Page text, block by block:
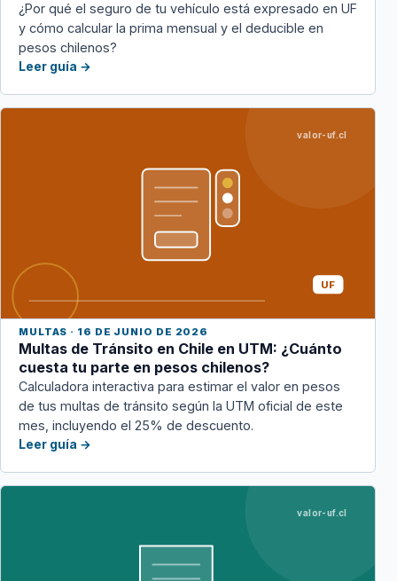
¿Por qué el seguro de tu vehículo está expresado en UF
y cómo calcular la prima mensual y el deducible en
pesos chilenos?
Leer guía →
UF
valor-uf.cl
MULTAS · 16 DE JUNIO DE 2026
Multas de Tránsito en Chile en UTM: ¿Cuánto
cuesta tu parte en pesos chilenos?
Calculadora interactiva para estimar el valor en pesos
de tus multas de tránsito según la UTM oficial de este
mes, incluyendo el 25% de descuento.
Leer guía →
valor-uf.cl